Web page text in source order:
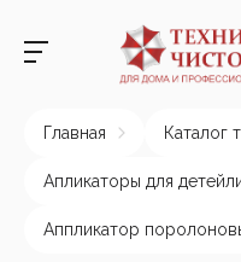
Главная Каталог
Апликаторы для
Аппликатор